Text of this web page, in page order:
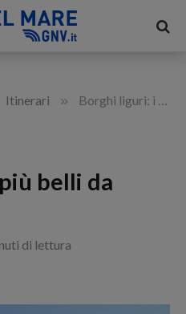
Itinerari » Borghi liguri: i più belli da scoprire
belli da
di lettura